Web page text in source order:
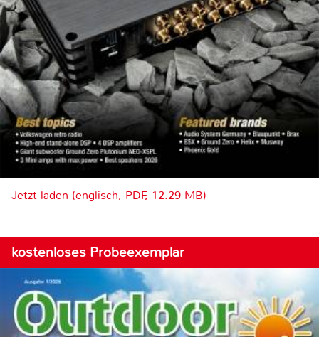
Jetzt laden (englisch, PDF, 12.29 MB)
kostenloses Probeexemplar